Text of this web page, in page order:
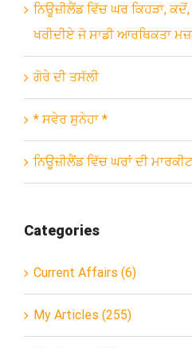
ਨਿਊਜ਼ੀਲੈਂਡ ਵਿੱਚ ਘਰ ਕਿਹੜਾ,
ਖਰੀਦੀਏ ਜੋ ਸਾਡੀ ਆਰਥਿਕਤਾ
ਗੋਰੇ ਦੀ ਤਸੱਲੀ
* ਸਵੇਰ ਸੁਨੇਹਾ *
ਨਿਊਜ਼ੀਲੈਂਡ ਵਿੱਚ ਘਰਾਂ ਦੀ ਮਾਰਕੀਟ
Categories
Current Affairs (6)
My Articles (255)